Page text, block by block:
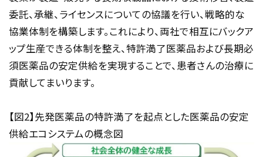
委託、承継、ライセンスについての協議を行い、戦略的な
協業体制を構築します。これにより、両社で相互にバックア
ップ生産できる体制を整え、特許満了医薬品および長期必
須医薬品の安定供給を実現することで、患者さんの治療に
貢献してまいります。
【図2】先発医薬品の特許満了を起点とした医薬品の安定
供給エコシステムの概念図